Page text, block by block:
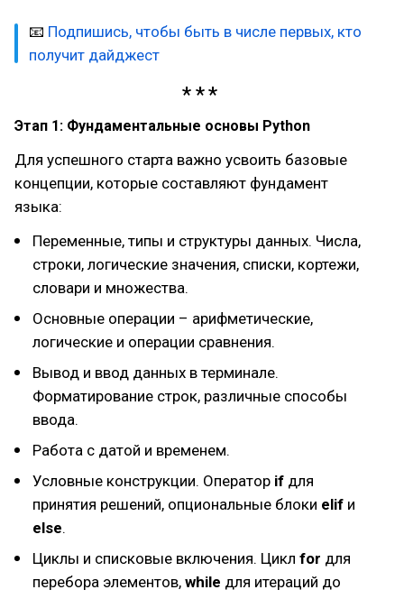
📧 Подпишись, чтобы быть в числе первых, кто
получит дайджест
Этап 1: Фундаментальные основы Python
Для успешного старта важно усвоить базовые
концепции, которые составляют фундамент
языка:
Переменные, типы и структуры данных. Числа,
строки, логические значения, списки, кортежи,
словари и множества.
Основные операции – арифметические,
логические и операции сравнения.
Вывод и ввод данных в терминале.
Форматирование строк, различные способы
ввода.
Работа с датой и временем.
Условные конструкции. Оператор if для
принятия решений, опциональные блоки elif и
else.
Циклы и списковые включения. Цикл for для
перебора элементов, while для итераций до